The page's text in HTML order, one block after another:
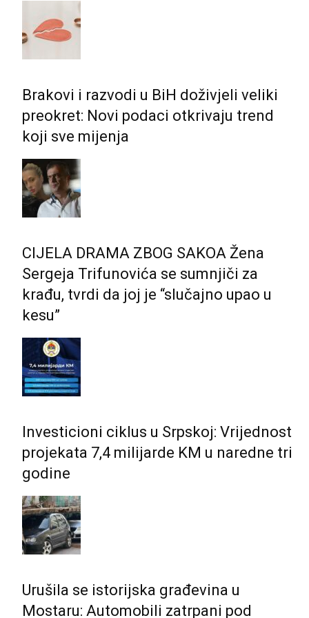
Brakovi i razvodi u BiH doživjeli veliki
preokret: Novi podaci otkrivaju trend
koji sve mijenja
CIJELA DRAMA ZBOG SAKOA Žena
Sergeja Trifunovića se sumnjiči za
krađu, tvrdi da joj je “slučajno upao u
kesu”
Investicioni ciklus u Srpskoj: Vrijednost
projekata 7,4 milijarde KM u naredne tri
godine
Urušila se istorijska građevina u
Mostaru: Automobili zatrpani pod